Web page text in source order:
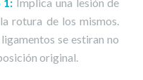
1: Implica una lesión de
rotura de los mismos.
se estiran no
original.